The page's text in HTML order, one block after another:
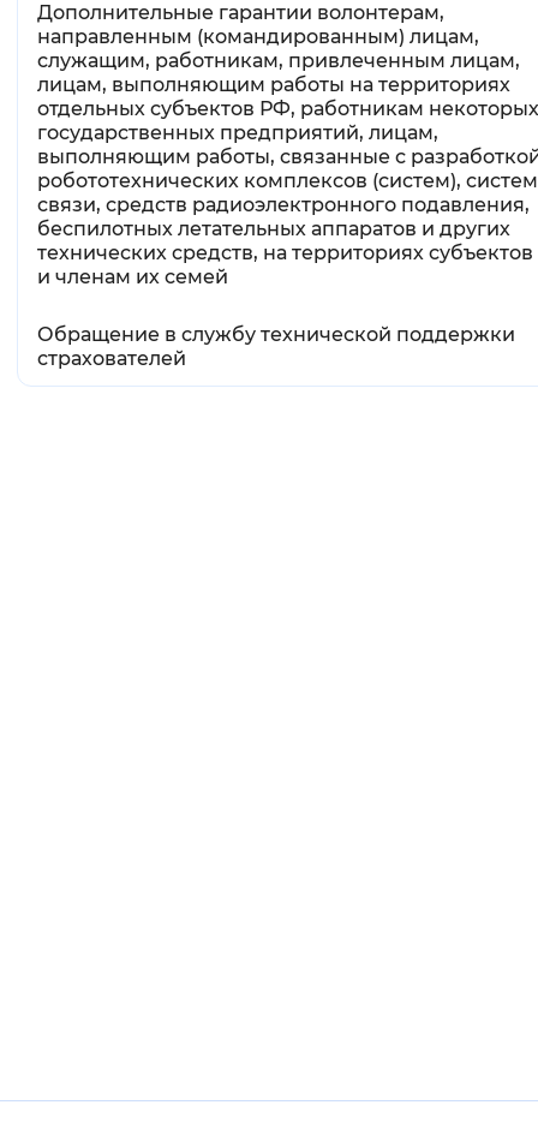
Дополнительные гарантии волонтерам,
направленным (командированным) лицам,
служащим, работникам, привлеченным лицам,
лицам, выполняющим работы на территориях
отдельных субъектов РФ, работникам некоторых
государственных предприятий, лицам,
выполняющим работы, связанные с
робототехнических комплексов (систем), систем
связи, средств радиоэлектронного подавления,
беспилотных летательных аппаратов и других
технических средств, на территориях
и членам их семей
Обращение в службу технической поддержки
страхователей